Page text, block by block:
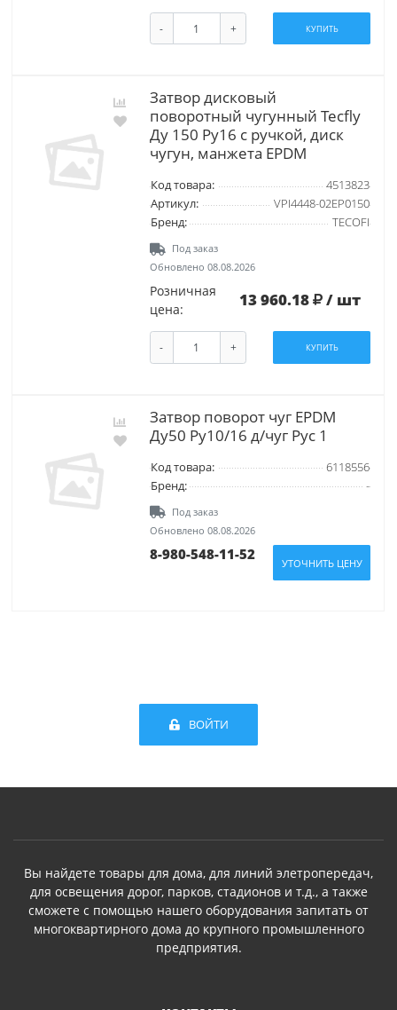
- + КУПИТЬ
Затвор дисковый
поворотный чугунный Tecfly
Ду 150 Ру16 с ручкой, диск
чугун, манжета EPDM
Код товара:
4513823
Артикул:
VPI4448-02EP0150
Бренд:
TECOFI
Под заказ
Обновлено 08.08.2026
Розничная
цена:
13 960.18 / шт
- + КУПИТЬ
Затвор поворот чуг EPDM
Ду50 Ру10/16 д/чуг Рус 1
Код товара:
6118556
Бренд:
-
Под заказ
Обновлено 08.08.2026
8-980-548-11-52 УТОЧНИТЬ ЦЕНУ
ВОЙТИ
Вы найдете товары для дома, для линий элетропередач,
для освещения дорог, парков, стадионов и т.д., а также
сможете с помощью нашего оборудования запитать от
многоквартирного дома до крупного промышленного
предприятия.